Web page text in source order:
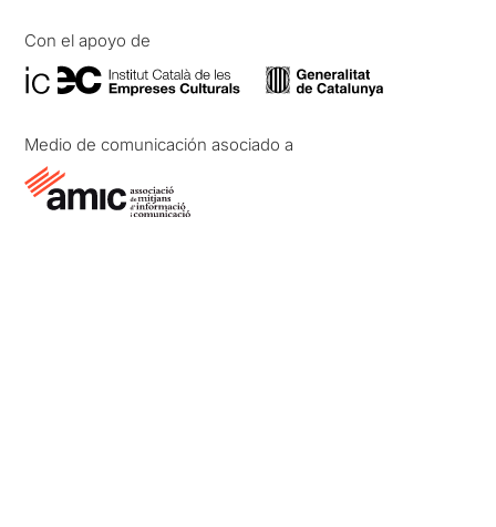
Con el apoyo de
Medio de comunicación asociado a